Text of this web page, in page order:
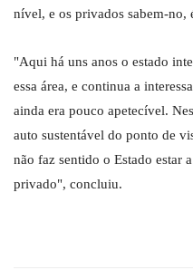
nível, e os privados sabem-no,
"Aqui há uns anos o estado
essa área, e continua a
ainda era pouco apetecível.
auto sustentável do ponto de
não faz sentido o Estado estar
privado", concluiu.